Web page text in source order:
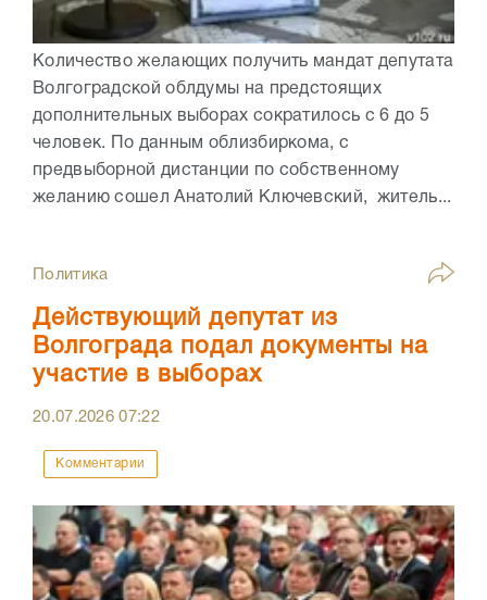
Количество желающих получить мандат депутата
Волгоградской облдумы на предстоящих
дополнительных выборах сократилось с 6 до 5
человек. По данным облизбиркома, с
предвыборной дистанции по собственному
желанию сошел Анатолий Ключевский, житель...
Политика
Действующий депутат из
Волгограда подал документы на
участие в выборах
20.07.202607:22
Комментарии